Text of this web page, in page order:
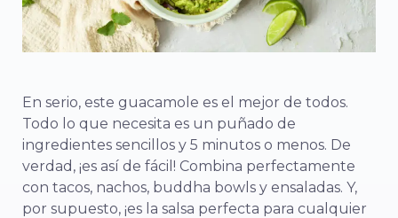
En serio, este guacamole es el mejor de todos.
Todo lo que necesita es un puñado de
ingredientes sencillos y 5 minutos o menos. De
verdad, ¡es así de fácil! Combina perfectamente
con tacos, nachos, buddha bowls y ensaladas. Y,
por supuesto, ¡es la salsa perfecta para cualquier